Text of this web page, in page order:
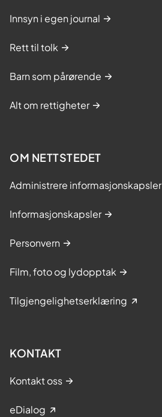
Innsyn i egen journal
Rett til tolk
Barn som pårørende
Alt om rettigheter
OM NETTSTEDET
Administrere informasjonskapsler
Informasjonskapsler
Personvern
Film, foto og lydopptak
Tilgjengelighetserklæring
KONTAKT
Kontakt oss
eDialog